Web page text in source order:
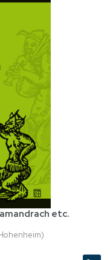
etc.